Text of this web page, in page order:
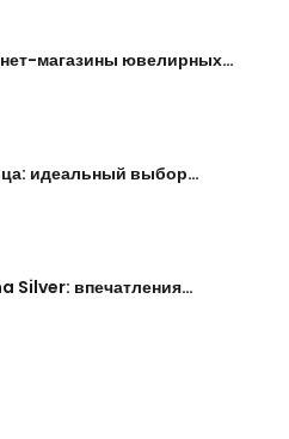
магазины ювелирных…
идеальный выбор…
Silver: впечатления…